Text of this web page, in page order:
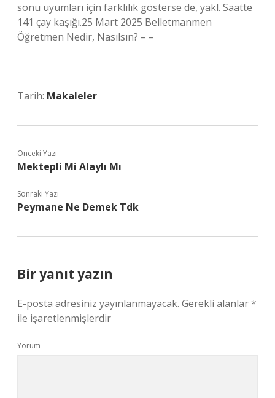
sonu uyumları için farklılık gösterse de, yakl. Saatte
141 çay kaşığı.25 Mart 2025 Belletmanmen
Öğretmen Nedir, Nasılsın? – –
Tarih: Makaleler
Önceki Yazı
Mektepli Mi Alaylı Mı
Sonraki Yazı
Peymane Ne Demek Tdk
Bir yanıt yazın
E-posta adresiniz yayınlanmayacak. Gerekli alanlar*
ile işaretlenmişlerdir
Yorum